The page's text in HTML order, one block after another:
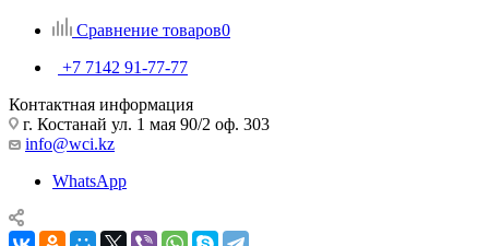
Сравнение товаров0
+7 7142 91-77-77
Контактная информация
г. Костанай ул. 1 мая 90/2 оф. 303
info@wci.kz
WhatsApp